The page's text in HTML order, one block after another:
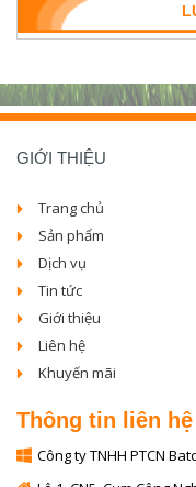
GIỚI THIỆU
Trang chủ
Sản phẩm
Dịch vụ
Tin tức
Giới thiệu
Liên hệ
Khuyến mãi
Thông tin liên hệ
Công ty TNHH PTCN